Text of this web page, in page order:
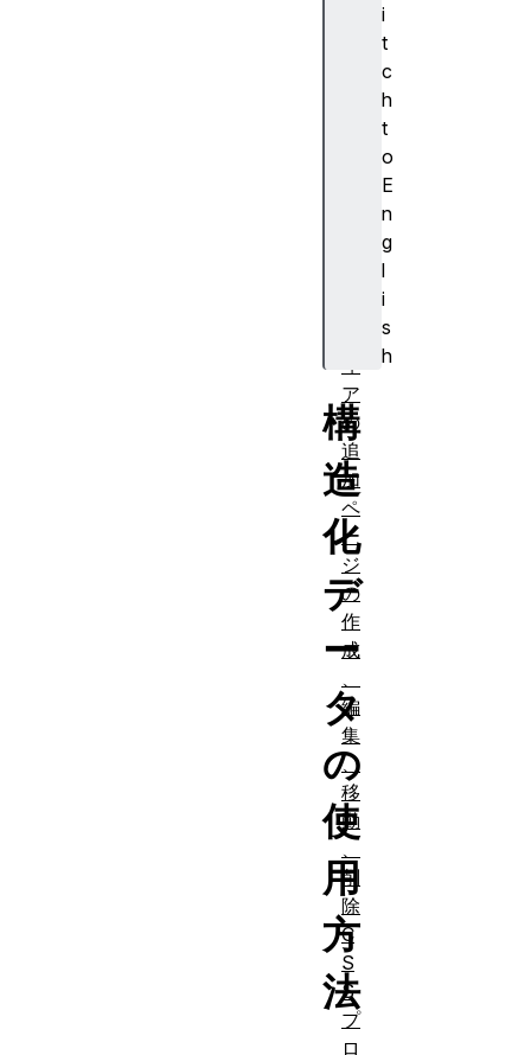
i
t
c
h
t
o
E
n
g
l
i
s
h
構
造
化
デ
ー
タ
の
使
用
方
法
ィ
ア
の
追
加
ペ
ー
ジ
の
作
成
、
編
集
、
移
動
、
削
除
C
S
S
プ
ロ